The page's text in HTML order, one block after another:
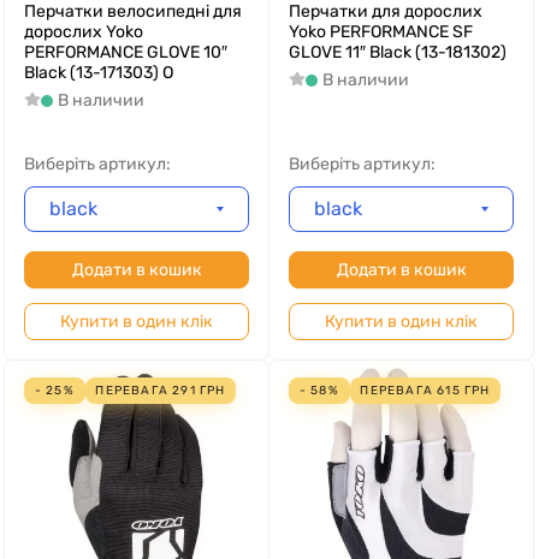
Перчатки велосипедні для
дорослих Yoko
PERFORMANCE GLOVE 10″
Black (13-171303) O
В наличии
Виберіть артикул:
black
Додати в кошик
Купити в один клік
Перчатки для дорослих
Yoko PERFORMANCE SF
GLOVE 11″ Black (13-181302)
В наличии
Виберіть артикул:
black
Додати в кошик
Купити в один клік
- 25% ПЕРЕВАГА291 ГРН - 58% ПЕРЕВАГА615 ГРН